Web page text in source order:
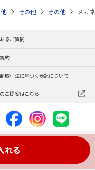
れる
その他 その他 メガ
るご質問
約
取引法に基づく表記について
ご提案はこちら